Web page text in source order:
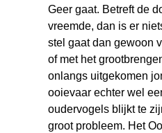
Geer gaat. Betreft de
vreemde, dan is er
stel gaat dan gewoon
of met het
onlangs uitgekomen
ooievaar echter wel
oudervogels blijkt te
groot probleem. Het